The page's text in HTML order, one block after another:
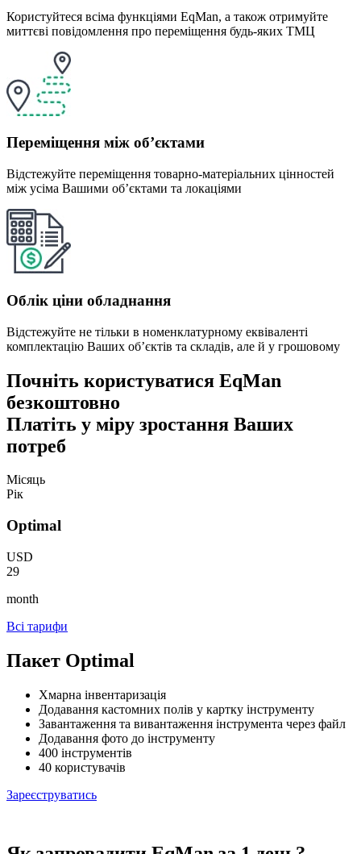
Користуйтеся всіма функціями EqMan, а також отримуйте
миттєві повідомлення про переміщення будь-яких ТМЦ
Переміщення між об’єктами
Відстежуйте переміщення товарно-матеріальних цінностей
між усіма Вашими об’єктами та локаціями
Облік ціни обладнання
Відстежуйте не тільки в номенклатурному еквіваленті
комплектацію Ваших об’єктів та складів, але й у грошовому
Почніть користуватися EqMan
безкоштовно
Платіть у міру зростання Ваших
потреб
Місяць
Рік
Optimal
USD
29
month
Всі тарифи
Пакет Optimal
Хмарна інвентаризація
Додавання кастомних полів у картку інструменту
Завантаження та вивантаження інструмента через файл
Додавання фото до інструменту
400 інструментів
40 користувачів
Зареєструватись